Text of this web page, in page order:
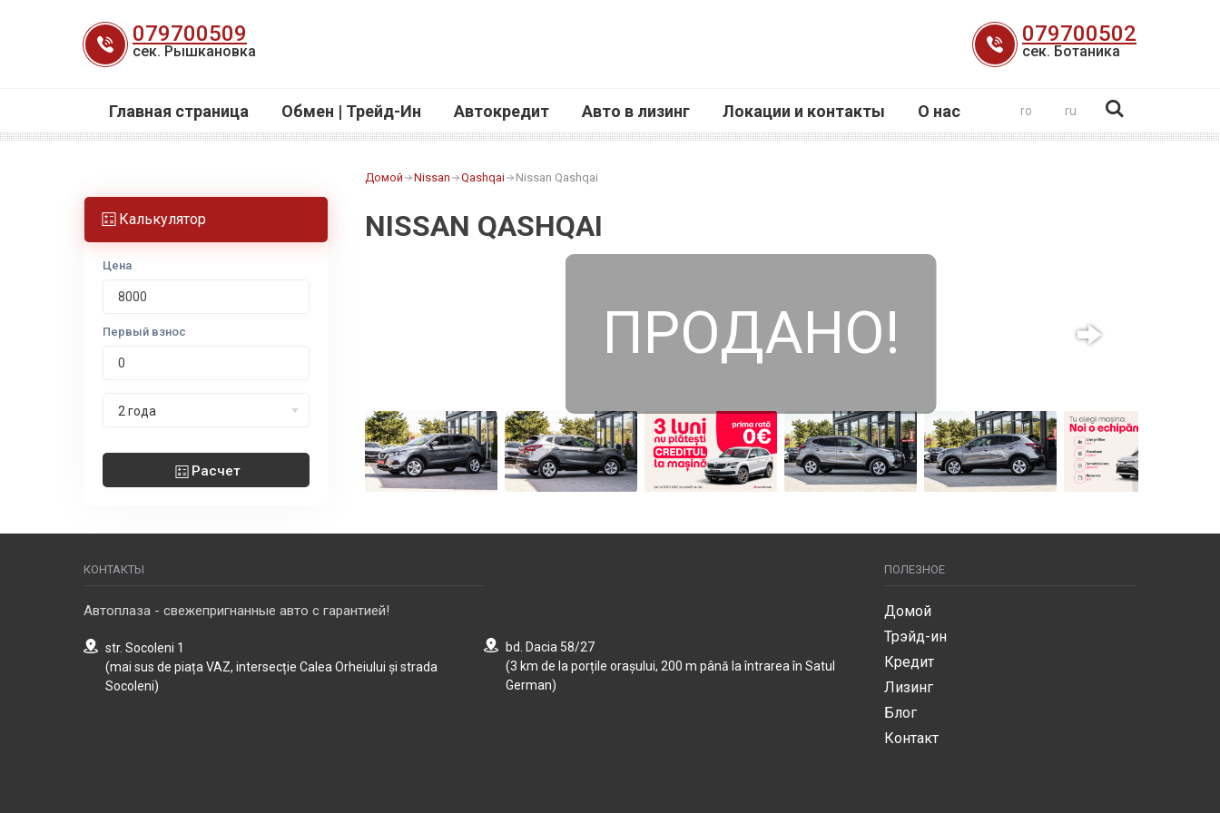
содержанию
079700509
сек. Рышкановка
079700502
сек. Ботаника
Главная страница Обмен | Трейд-Ин Автокредит Авто в лизинг Локации и контакты О нас ro ru
Калькулятор
Цена
Первый взнос
2 года
Расчет
Домой Nissan Qashqai Nissan Qashqai
NISSAN QASHQAI
ПРОДАНО!
КОНТАКТЫ
Автоплаза - свежепригнанные авто с гарантией!
str. Socoleni 1
(mai sus de piața VAZ, intersecție Calea Orheiului și strada
Socoleni)
bd. Dacia 58/27
(3 km de la porțile orașului, 200 m până la întrarea în Satul
German)
ПОЛЕЗНОЕ
Домой
Трэйд-ин
Кредит
Лизинг
Блог
Контакт